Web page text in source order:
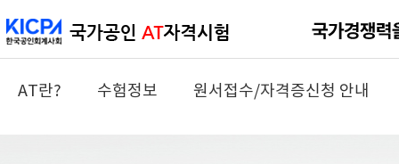
AT란? 수험정보 원서접수/자격증신청 안내